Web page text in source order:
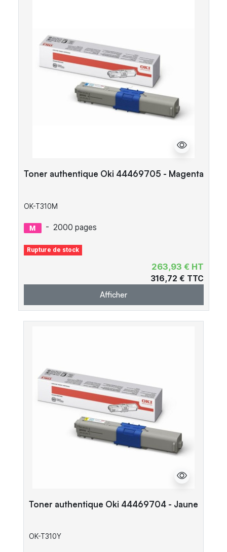
Toner authentique Oki 44469705 - Magenta
OK-T310M
- 2000 pages
Rupture de stock
263,93 € HT
316,72 € TTC
Afficher
Toner authentique Oki 44469704 - Jaune
OK-T310Y